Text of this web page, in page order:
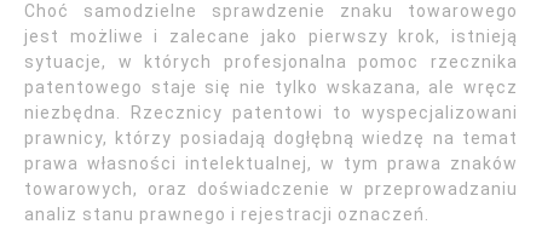
Choć samodzielne sprawdzenie znaku towarowego
jest możliwe i zalecane jako pierwszy krok, istnieją
sytuacje, w których profesjonalna pomoc rzecznika
patentowego staje się nie tylko wskazana, ale wręcz
niezbędna. Rzecznicy patentowi to wyspecjalizowani
prawnicy, którzy posiadają dogłębną wiedzę na temat
prawa własności intelektualnej, w tym prawa znaków
towarowych, oraz doświadczenie w przeprowadzaniu
analiz stanu prawnego i rejestracji oznaczeń.